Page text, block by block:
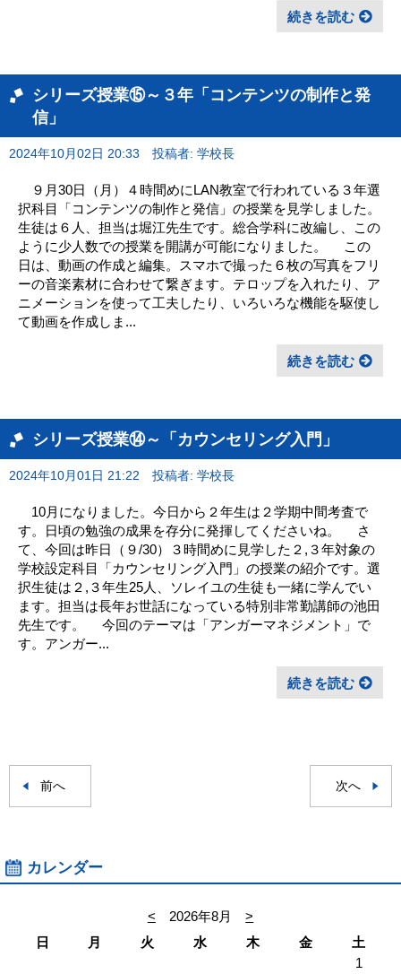
続きを読む
シリーズ授業⑮～３年「コンテンツの制作と発
信」
2024年10月02日 20:33 投稿者: 学校長
９月30日（月）４時間めにLAN教室で行われている３年選
択科目「コンテンツの制作と発信」の授業を見学しました。
生徒は６人、担当は堀江先生です。総合学科に改編し、この
ように少人数での授業を開講が可能になりました。 この
日は、動画の作成と編集。スマホで撮った６枚の写真をフリ
ーの音楽素材に合わせて繋ぎます。テロップを入れたり、ア
ニメーションを使って工夫したり、いろいろな機能を駆使し
て動画を作成しま...
続きを読む
シリーズ授業⑭～「カウンセリング入門」
2024年10月01日 21:22 投稿者: 学校長
10月になりました。今日から２年生は２学期中間考査で
す。日頃の勉強の成果を存分に発揮してくださいね。 さ
て、今回は昨日（９/30）３時間めに見学した２,３年対象の
学校設定科目「カウンセリング入門」の授業の紹介です。選
択生徒は２,３年生25人、ソレイユの生徒も一緒に学んでい
ます。担当は長年お世話になっている特別非常勤講師の池田
先生です。 今回のテーマは「アンガーマネジメント」で
す。アンガー...
続きを読む
前へ 次へ
カレンダー
< 2026年8月
>
日
月 火 水 木 金
土
1